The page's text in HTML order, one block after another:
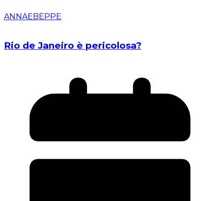
ANNAEBEPPE
Rio de Janeiro è pericolosa?